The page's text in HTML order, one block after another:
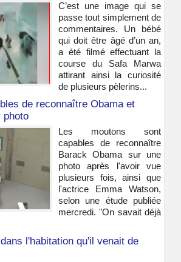
C’est une image qui se
passe tout simplement de
commentaires. Un bébé
qui doit être âgé d’un an,
a été filmé effectuant la
course du Safa Marwa
attirant ainsi la curiosité
de plusieurs pèlerins...
de reconnaître Obama et
photo
Les moutons sont
capables de reconnaître
Barack Obama sur une
photo après l'avoir vue
plusieurs fois, ainsi que
l'actrice Emma Watson,
selon une étude publiée
mercredi. "On savait déjà
dans l'habitation qu'il venait de